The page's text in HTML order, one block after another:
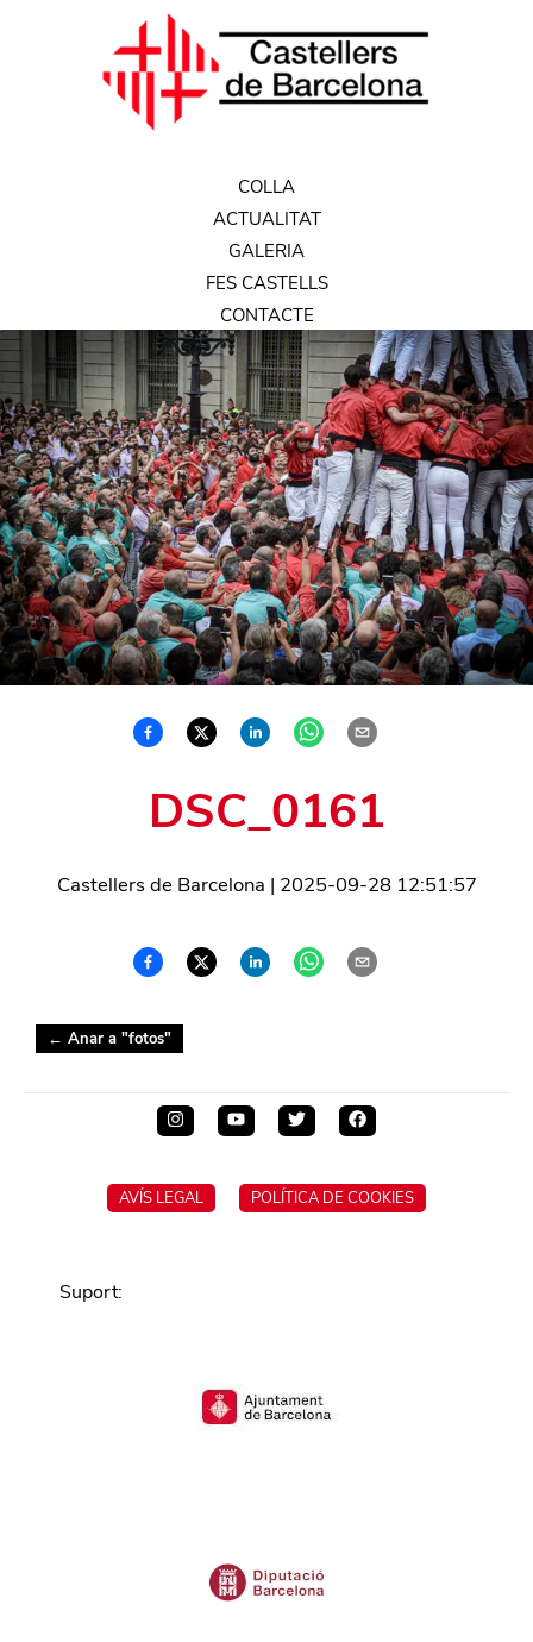
COLLA
ACTUALITAT
GALERIA
FES CASTELLS
CONTACTE
DSC_0161
Castellers de Barcelona | 2025-09-28 12:51:57
← Anar a "fotos"
AVÍS LEGAL POLÍTICA DE COOKIES
Suport: